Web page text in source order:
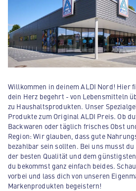
Willkommen in deinem ALDI Nord! Hier
dein Herz begehrt - von Lebensmitteln
zu Haushaltsprodukten. Unser
Produkte zum Original ALDI Preis. Ob
Backwaren oder täglich frisches Obst
Region: Wir glauben, dass gute
bezahlbar sein sollten. Bei uns musst
der besten Qualität und dem
du bekommst ganz einfach beides.
vorbei und lass dich von unseren
Markenprodukten begeistern!